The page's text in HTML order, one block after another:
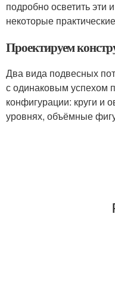
подробно осветить эти
некоторые
Проектируем
Два вида подвесных
с одинаковым успехом
конфигурации: круги и
уровнях, объёмные